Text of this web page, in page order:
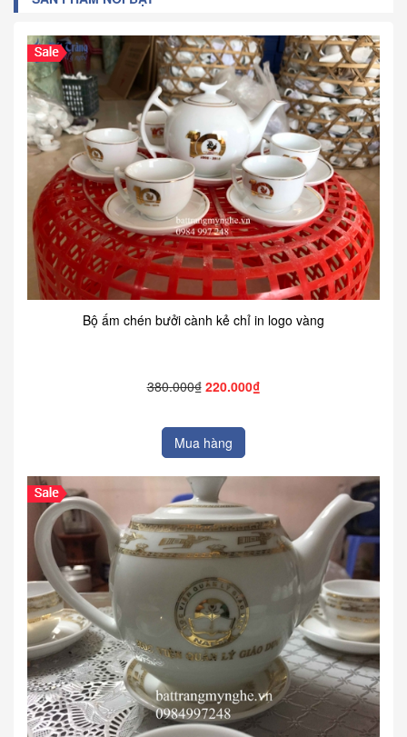
Bộ ấm chén bưởi cành kẻ chỉ in logo vàng
380.000₫ 220.000₫
Mua hàng